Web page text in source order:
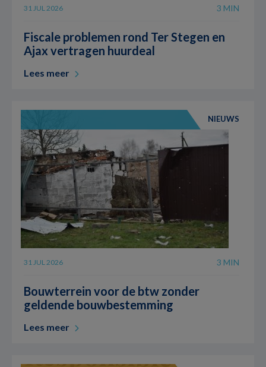
31 JUL 2026 3 MIN
Fiscale problemen rond Ter Stegen en
Ajax vertragen huurdeal
Lees meer
NIEUWS
31 JUL 2026 3 MIN
Bouwterrein voor de btw zonder
geldende bouwbestemming
Lees meer